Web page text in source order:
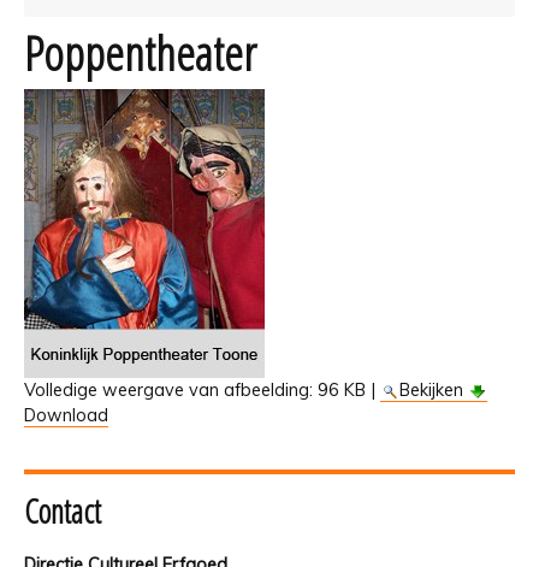
Poppentheater
Volledige weergave van afbeelding: 96 KB |
Bekijken
Download
Contact